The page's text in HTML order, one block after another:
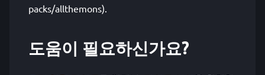
packs/allthemons).
도움이 필요하신가요?